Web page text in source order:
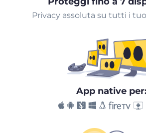
Privacy assoluta su tutti i
App native per: